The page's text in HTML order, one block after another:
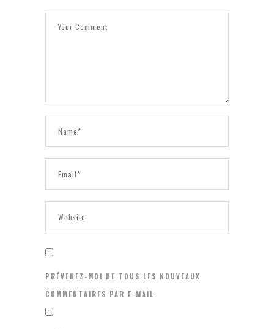
PRÉVENEZ-MOI DE TOUS LES NOUVEAUX
COMMENTAIRES PAR E-MAIL.